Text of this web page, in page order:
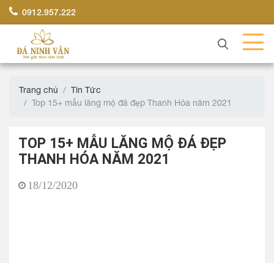
0912.957.222
Trang chủ
Tin Tức
Top 15+ mẫu lăng mộ đá đẹp Thanh Hóa năm 2021
TOP 15+ MẪU LĂNG MỘ ĐÁ ĐẸP
THANH HÓA NĂM 2021
18/12/2020